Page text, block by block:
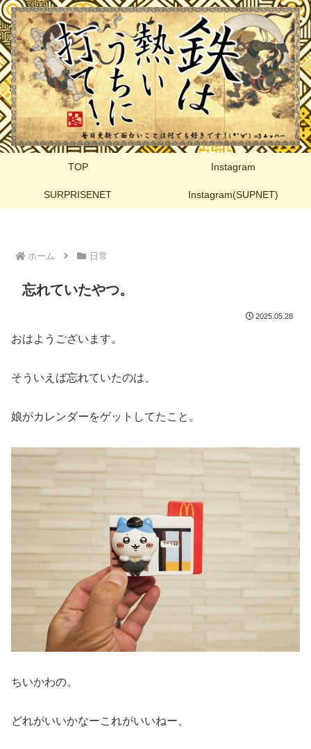
TOP Instagram
SURPRISENET Instagram(SUPNET)
ホーム 日常
忘れていたやつ。
2025.05.28
おはようございます。
そういえば忘れていたのは、
娘がカレンダーをゲットしてたこと。
ちいかわの。
どれがいいかなーこれがいいねー、